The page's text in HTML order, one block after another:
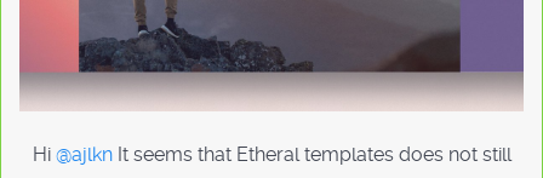
Hi @ajlknIt seems that Etheral templates does not still